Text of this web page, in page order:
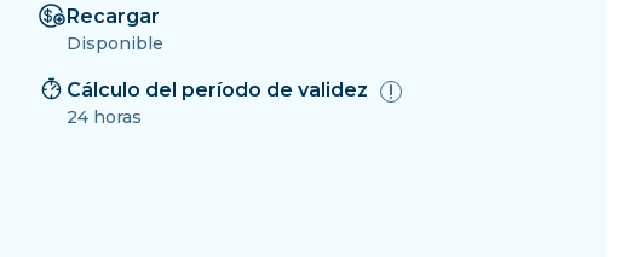
Recargar
Disponible
Cálculo del período de validez
24 horas